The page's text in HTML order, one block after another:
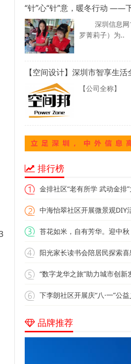
深圳信息网
罗菁莉子）为..
【公司全
排行榜
金排社区“老有所学 武动金排
中海怡翠社区开展微景观DIY
阳光家长读书会陪居民探索
“数字龙华之旅”助力城市创新
下李朗社区开展庆“八·一”公
品牌推荐